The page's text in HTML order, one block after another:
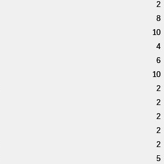
2
2
8
8
10
10
4
4
6
6
10
10
2
2
2
2
2
2
2
2
2
2
5
5